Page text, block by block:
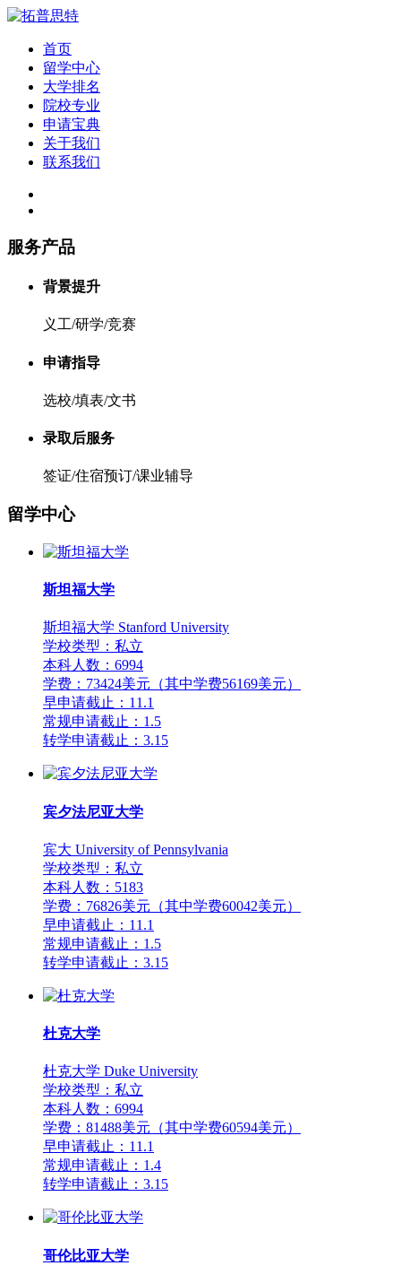
首页
留学中心
大学排名
院校专业
申请宝典
关于我们
联系我们
服务产品
背景提升
义工/研学/竞赛
申请指导
选校/填表/文书
录取后服务
签证/住宿预订/课业辅导
留学中心
斯坦福大学
斯坦福大学 Stanford University
学校类型：私立
本科人数：6994
学费：73424美元（其中学费56169美元）
早申请截止：11.1
常规申请截止：1.5
转学申请截止：3.15
宾夕法尼亚大学
宾大 University of Pennsylvania
学校类型：私立
本科人数：5183
学费：76826美元（其中学费60042美元）
早申请截止：11.1
常规申请截止：1.5
转学申请截止：3.15
杜克大学
杜克大学 Duke University
学校类型：私立
本科人数：6994
学费：81488美元（其中学费60594美元）
早申请截止：11.1
常规申请截止：1.4
转学申请截止：3.15
哥伦比亚大学